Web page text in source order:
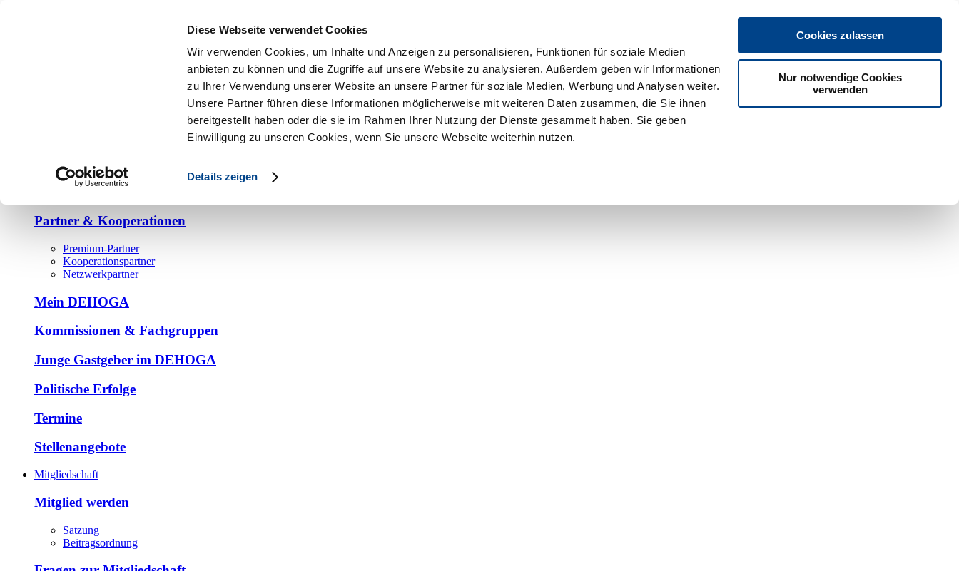
Diese Webseite verwendet Cookies
Wir verwenden Cookies, um Inhalte und Anzeigen zu personalisieren, Funktionen für soziale Medien
anbieten zu können und die Zugriffe auf unsere Website zu analysieren. Außerdem geben wir Informationen
zu Ihrer Verwendung unserer Website an unsere Partner für soziale Medien, Werbung und Analysen weiter.
Unsere Partner führen diese Informationen möglicherweise mit weiteren Daten zusammen, die Sie ihnen
bereitgestellt haben oder die sie im Rahmen Ihrer Nutzung der Dienste gesammelt haben. Sie geben
Einwilligung zu unseren Cookies, wenn Sie unsere Webseite weiterhin nutzen.
Details zeigen
Cookies zulassen
Nur notwendige Cookies
verwenden
DEHOGA Bundesverband
Partner & Kooperationen
Premium-Partner
Kooperationspartner
Netzwerkpartner
Mein DEHOGA
Kommissionen & Fachgruppen
Junge Gastgeber im DEHOGA
Politische Erfolge
Termine
Stellenangebote
Mitgliedschaft
Mitglied werden
Satzung
Beitragsordnung